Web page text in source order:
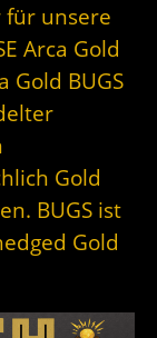
unsere
Arca Gold
Gold BUGS
Gold
BUGS ist
Gold